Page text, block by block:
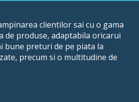
clientilor sai cu o gama
de produse, adaptabila oricarui
bune preturi de pe piata la
precum si o multitudine de